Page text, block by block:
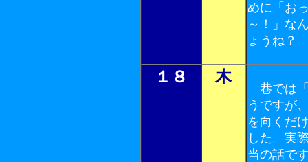
めに「お
～！」な
ょうね？
１８ 木
巷では「
うですが
を向くだ
した。実
当の話で